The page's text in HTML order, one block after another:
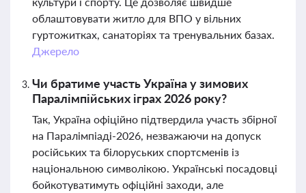
облаштовувати житло для ВПО у вільних
гуртожитках, санаторіях та тренувальних базах.
Джерело
Чи братиме участь Україна у зимових
Паралімпійських іграх 2026 року?
Так, Україна офіційно підтвердила участь збірної
на Паралімпіаді-2026, незважаючи на допуск
російських та білоруських спортсменів із
національною символікою. Українські посадовці
бойкотуватимуть офіційні заходи, але